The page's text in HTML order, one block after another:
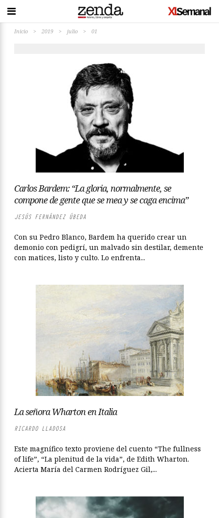
Inicio > 2019 > julio > 01
Carlos Bardem: “La gloria, normalmente, se
compone de gente que se mea y se caga encima”
JESÚS FERNÁNDEZ ÚBEDA
Con su Pedro Blanco, Bardem ha querido crear un
demonio con pedigrí, un malvado sin destilar, demente
con matices, listo y culto. Lo enfrenta...
La señora Wharton en Italia
RICARDO LLADOSA
Este magnífico texto proviene del cuento “The fullness
of life”, “La plenitud de la vida”, de Edith Wharton.
Acierta María del Carmen Rodríguez Gil,...